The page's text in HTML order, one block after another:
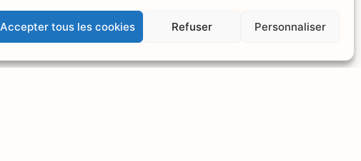
Accepter tous les cookies Refuser Personnaliser